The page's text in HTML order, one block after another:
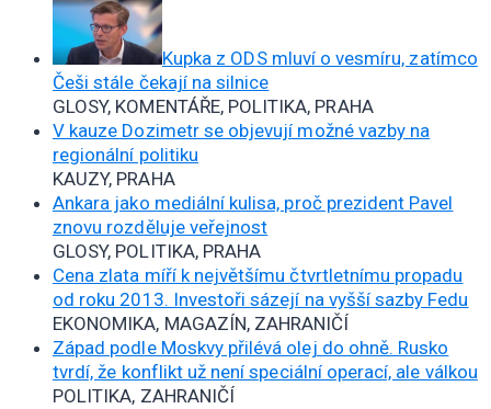
Kupka z ODS mluví o vesmíru, zatímco
Češi stále čekají na silnice
GLOSY, KOMENTÁŘE, POLITIKA, PRAHA
V kauze Dozimetr se objevují možné vazby na
regionální politiku
KAUZY, PRAHA
Ankara jako mediální kulisa, proč prezident Pavel
znovu rozděluje veřejnost
GLOSY, POLITIKA, PRAHA
Cena zlata míří k největšímu čtvrtletnímu propadu
od roku 2013. Investoři sázejí na vyšší sazby Fedu
EKONOMIKA, MAGAZÍN, ZAHRANIČÍ
Západ podle Moskvy přilévá olej do ohně. Rusko
tvrdí, že konflikt už není speciální operací, ale válkou
POLITIKA, ZAHRANIČÍ